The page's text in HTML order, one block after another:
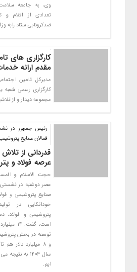
وی، به جامعه
تعدادی از اقلام و
ضدکرونایی ستاد رابه
کارگزاری های
مقدم ارائه
مدیرکل تامین
کارگزاری رسمی شعبه
مجموعه دیدار و از
رئیس جمهور در
فعالان صنایع
قدردانی از
عرصه فولاد و
حجت الاسلام و
عصر دوشنبه در نشستی
صنایع پتروشیمی و
خوداتکایی در
پتروشیمی و فولاد،
است،
توسعه در بخش
و 8 میلیارد دلار
سال 1403 به
ایم.